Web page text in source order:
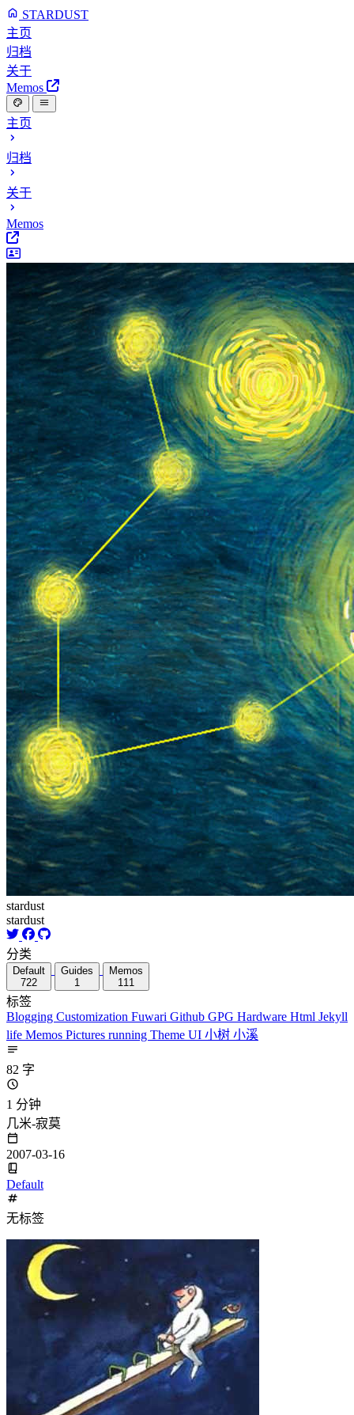
STARDUST
主页
归档
关于
Memos
主页
归档
关于
Memos
stardust
stardust
分类
Default
722
Guides
1
Memos
111
标签
Blogging Customization Fuwari Github GPG Hardware Html Jekyll
life Memos Pictures running Theme UI 小树 小溪
82 字
1 分钟
几米-寂莫
2007-03-16
Default
无标签